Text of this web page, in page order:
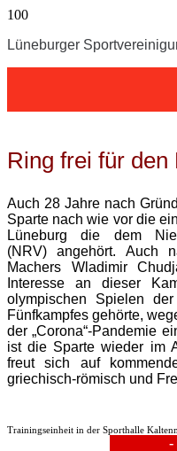
Lüneburger
Ring frei für den
Auch 28 Jahre nach
Sparte nach wie vor die
Lüneburg die dem
(NRV) angehört. Auch
Machers Wladimir
Interesse an dieser
olympischen Spielen
Fünfkampfes gehörte,
der „Corona“-Pandemie
ist die Sparte wieder im
freut sich auf
griechisch-römisch und
Trainingseinheit in der Sporthalle
-